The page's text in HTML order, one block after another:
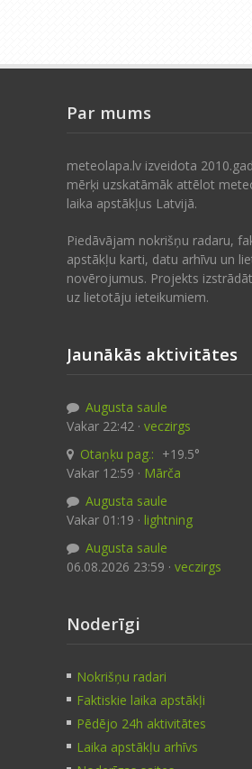
Par mums
meteolapa.lv izveidota
mērķi uzskatāmāk attēlot
laika apstākļus Latvijā.
Piedāvājam nokrišņu radaru,
apstākļu karti, datu arhīvu un
novērojumus. Projekts
uz lietotāju ieteikumiem.
Jaunākās aktivitātes
Augusta saule
Vakar 22:42 · veczirgs
Otaņķu pag.: +19.5°
Vakar 12:59 · Mārča
Augusta saule
Vakar 01:19 · lightning
Augusta saule
06.08.2026 23:59 · veczirgs
Noderīgi
Nokrišņu radari
Faktiskie laika apstākļi
Pēdējo 24h aktivitātes
Laika apstākļu arhīvs